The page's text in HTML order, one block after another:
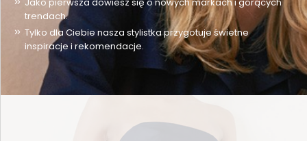
KREACJE WIECZOROWE
CELEBRUJ WYJĄTKOWE OKAZJE!
trendach.
Tylko dla Ciebie nasza stylistka przygotuje świetne
inspiracje i rekomendacje.